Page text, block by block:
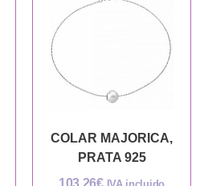
COLAR MAJORICA,
PRATA 925